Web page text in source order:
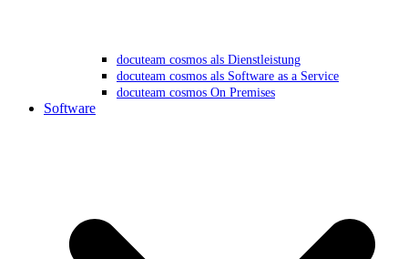
docuteam cosmos als Dienstleistung
docuteam cosmos als Software as a Service
docuteam cosmos On Premises
Software